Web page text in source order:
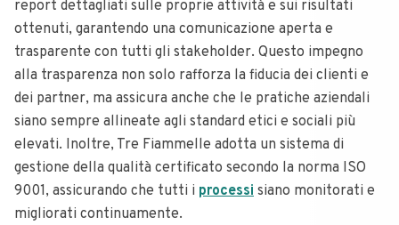
report dettagliati sulle proprie attività e sui risultati
ottenuti, garantendo una comunicazione aperta e
trasparente con tutti gli stakeholder. Questo impegno
alla trasparenza non solo rafforza la fiducia dei clienti e
dei partner, ma assicura anche che le pratiche aziendali
siano sempre allineate agli standard etici e sociali più
elevati. Inoltre, Tre Fiammelle adotta un sistema di
gestione della qualità certificato secondo la norma ISO
9001, assicurando che tutti i processi siano monitorati e
migliorati continuamente.